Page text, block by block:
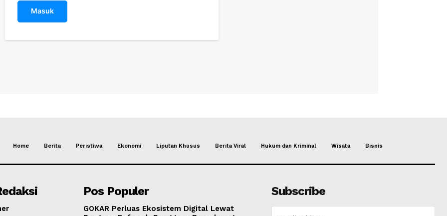
Masuk
Home Berita Peristiwa Ekonomi Liputan Khusus Berita Viral Hukum dan Kriminal Wisata Bisnis
Pos Populer
GOKAR Perluas Ekosistem Digital Lewat
Subscribe